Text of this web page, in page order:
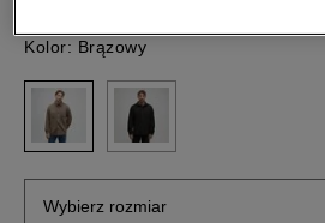
Kolor: Brązowy
Wybierz rozmiar